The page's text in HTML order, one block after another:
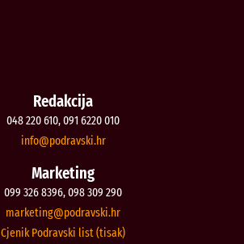
Redakcija
048 220 610, 091 6220 010
rh.iksvardop
@ofni
Marketing
099 326 8396, 098 309 290
rh.iksvardop
@gnitekram
Cjenik Podravski list (tisak)